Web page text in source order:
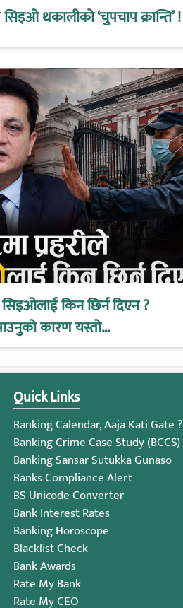
थकालीको ‘चुपचाप क्रान्ति’ !
सिइओलाई किन छिर्न दिएन ?
कारण यस्तो…
Quick Links
Banking Calendar, Aaja Kati Gate ?
Banking Crime Case Study (BCCS)
Banking Sansar Sutukka Gunaso
Banks Compliance Alert
BS Unicode Converter
Bank Interest Rates
Banking Horoscope
Blacklist Check
Bank Awards
Rate My Bank
Rate My CEO